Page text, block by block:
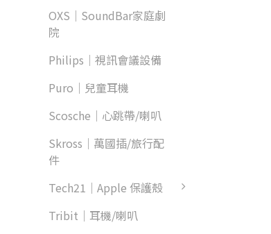
OXS｜SoundBar家庭劇
院
Philips｜視訊會議設備
Puro｜兒童耳機
Scosche｜心跳帶/喇叭
Skross｜萬國插/旅行配
件
Tech21｜Apple 保護殼
Tribit｜耳機/喇叭